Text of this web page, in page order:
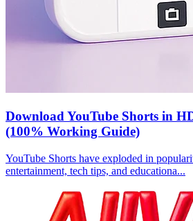
Download YouTube Shorts in
(100% Working Guide)
YouTube Shorts have exploded in
entertainment, tech tips, and educationa...